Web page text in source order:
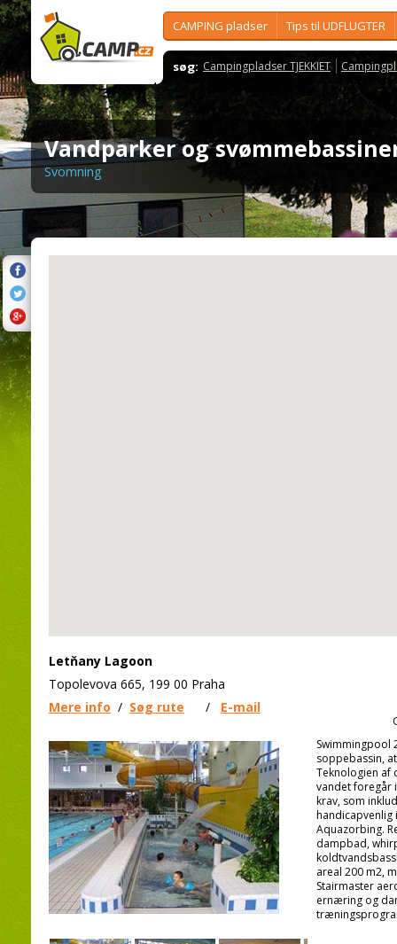
CAMPING pladser Tips til UDFLUGTER
søg: Campingpladser TJEKKIET
Vandparker og
Svomning
Letňany Lagoon
Topolevova 665, 199 00 Praha
Mere info / Søg rute / E-mail
Swimmingpool
soppebassin,
Teknologien af
vandet foregår
krav, som
handicapvenlig
Aquazorbing.
dampbad,
areal 200 m2,
Stairmaster
ernæring og